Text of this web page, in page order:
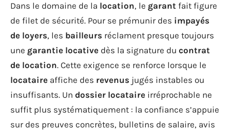
Dans le domaine de la location, le garant fait figure
de filet de sécurité. Pour se prémunir des impayés
de loyers, les bailleurs réclament presque toujours
une garantie locative dès la signature du contrat
de location. Cette exigence se renforce lorsque le
locataire affiche des revenus jugés instables ou
insuffisants. Un dossier locataire irréprochable ne
suffit plus systématiquement : la confiance s’appuie
sur des preuves concrètes, bulletins de salaire, avis